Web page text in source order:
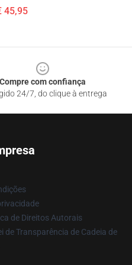
45,95
Compre com confiança
24/7, do clique à entrega
de Direitos Autorais
de Transparência de Cadeia de